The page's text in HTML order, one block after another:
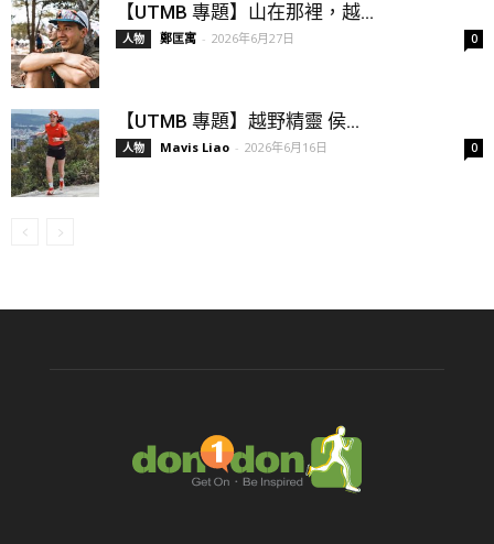
【UTMB 專題】山在那裡，越...
人物 鄭匡寓 - 2026年6月27日 0
【UTMB 專題】越野精靈 侯...
人物 Mavis Liao - 2026年6月16日 0